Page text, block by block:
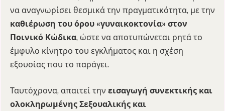
να αναγνωρίσει θεσμικά την πραγματικότητα, με την
καθιέρωση του όρου «γυναικοκτονία» στον
Ποινικό Κώδικα, ώστε να αποτυπώνεται ρητά το
έμφυλο κίνητρο του εγκλήματος και η σχέση
εξουσίας που το παράγει.
Ταυτόχρονα, απαιτεί την εισαγωγή συνεκτικής και
ολοκληρωμένης Σεξουαλικής και